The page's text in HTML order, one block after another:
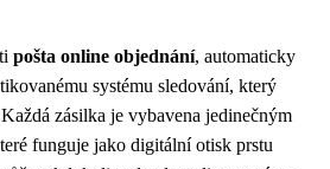
pošta online objednání, automaticky
systému sledování, který
zásilka je vybavena jedinečným
funguje jako digitální otisk prstu